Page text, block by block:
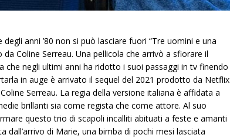
anni ’80 non si può lasciare fuori “Tre uomini e una
Coline Serreau. Una pellicola che arrivò a sfiorare il
negli ultimi anni ha ridotto i suoi passaggi in tv finendo
in auge è arrivato il sequel del 2021 prodotto da Netflix
Serreau. La regia della versione italiana è affidata a
brillanti sia come regista che come attore. Al suo
questo trio di scapoli incalliti abituati a feste e amanti
di Marie, una bimba di pochi mesi lasciata